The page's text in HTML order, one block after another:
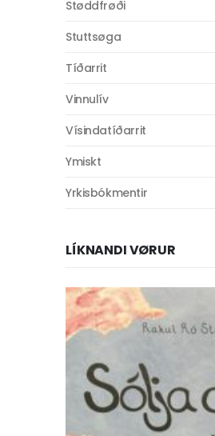
Støddfrøði
Stuttsøga
Tíðarrit
Vinnulív
Vísindatíðarrit
Ymiskt
Yrkisbókmentir
LÍKNANDI VØRUR